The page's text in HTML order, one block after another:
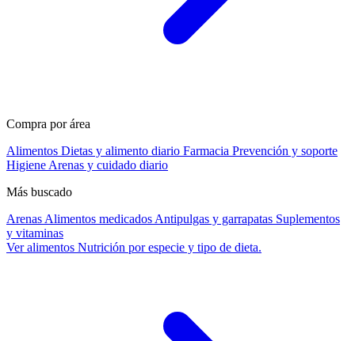
Compra por área
Alimentos Dietas y alimento diario Farmacia Prevención y soporte
Higiene Arenas y cuidado diario
Más buscado
Arenas Alimentos medicados Antipulgas y garrapatas Suplementos
y vitaminas
Ver alimentos Nutrición por especie y tipo de dieta.